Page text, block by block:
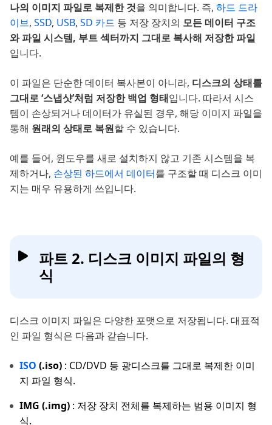
나의 이미지 파일로 복제한 것을 의미합니다. 즉, 하드 드라
이브, SSD, USB, SD 카드 등 저장 장치의 모든 데이터 구조
와 파일 시스템, 부트 섹터까지 그대로 복사해 저장한 파일
입니다.
이 파일은 단순한 데이터 복사본이 아니라, 디스크의 상태를
그대로 ‘스냅샷’처럼 저장한 백업 형태입니다. 따라서 시스
템이 손상되거나 데이터가 유실된 경우, 해당 이미지 파일을
통해 원래의 상태로 복원할 수 있습니다.
예를 들어, 윈도우를 새로 설치하지 않고 기존 시스템을 복
제하거나, 손상된 하드에서 데이터를 구조할 때 디스크 이미
지는 매우 유용하게 쓰입니다.
파트 2. 디스크 이미지 파일의 형
식
디스크 이미지 파일은 다양한 포맷으로 저장됩니다. 대표적
인 파일 형식은 다음과 같습니다.
ISO (.iso) : CD/DVD 등 광디스크를 그대로 복제한 이미
지 파일 형식.
IMG (.img) : 저장 장치 전체를 복제하는 범용 이미지 형
식.